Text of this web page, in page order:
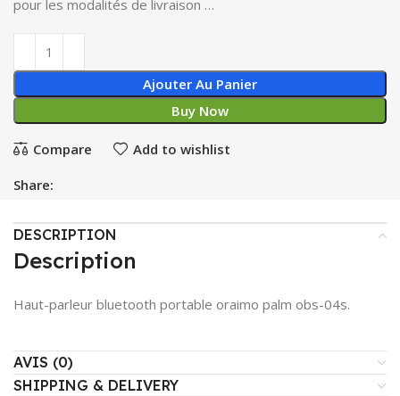
pour les modalités de livraison …
Ajouter Au Panier
Buy Now
Compare Add to wishlist
Share:
DESCRIPTION
Description
Haut-parleur bluetooth portable oraimo palm obs-04s.
AVIS (0)
SHIPPING & DELIVERY